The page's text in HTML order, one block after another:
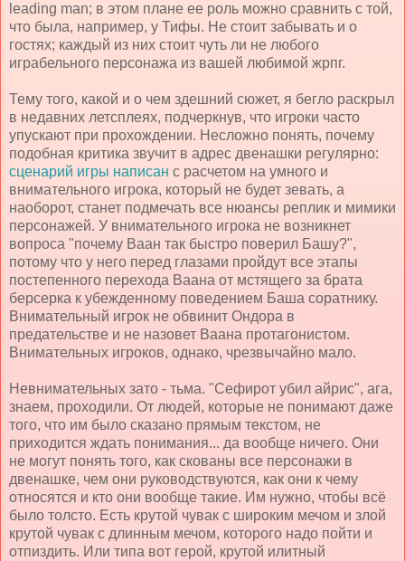
leading man; в этом плане ее роль можно сравнить с той,
что была, например, у Тифы. Не стоит забывать и о
гостях; каждый из них стоит чуть ли не любого
играбельного персонажа из вашей любимой жрпг.
Тему того, какой и о чем здешний сюжет, я бегло раскрыл
в недавних летсплеях, подчеркнув, что игроки часто
упускают при прохождении. Несложно понять, почему
подобная критика звучит в адрес двенашки регулярно:
сценарий игры написан с расчетом на умного и
внимательного игрока, который не будет зевать, а
наоборот, станет подмечать все нюансы реплик и мимики
персонажей. У внимательного игрока не возникнет
вопроса "почему Ваан так быстро поверил Башу?",
потому что у него перед глазами пройдут все этапы
постепенного перехода Ваана от мстящего за брата
берсерка к убежденному поведением Баша соратнику.
Внимательный игрок не обвинит Ондора в
предательстве и не назовет Ваана протагонистом.
Внимательных игроков, однако, чрезвычайно мало.
Невнимательных зато - тьма. "Сефирот убил айрис", ага,
знаем, проходили. От людей, которые не понимают даже
того, что им было сказано прямым текстом, не
приходится ждать понимания... да вообще ничего. Они
не могут понять того, как скованы все персонажи в
двенашке, чем они руководствуются, как они к чему
относятся и кто они вообще такие. Им нужно, чтобы всё
было толсто. Есть крутой чувак с широким мечом и злой
крутой чувак с длинным мечом, которого надо пойти и
отпиздить. Или типа вот герой, крутой илитный